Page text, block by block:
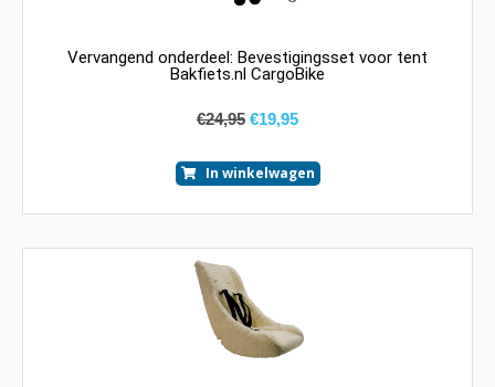
Vervangend onderdeel: Bevestigingsset voor tent
Bakfiets.nl CargoBike
€24,95 €19,95
In winkelwagen